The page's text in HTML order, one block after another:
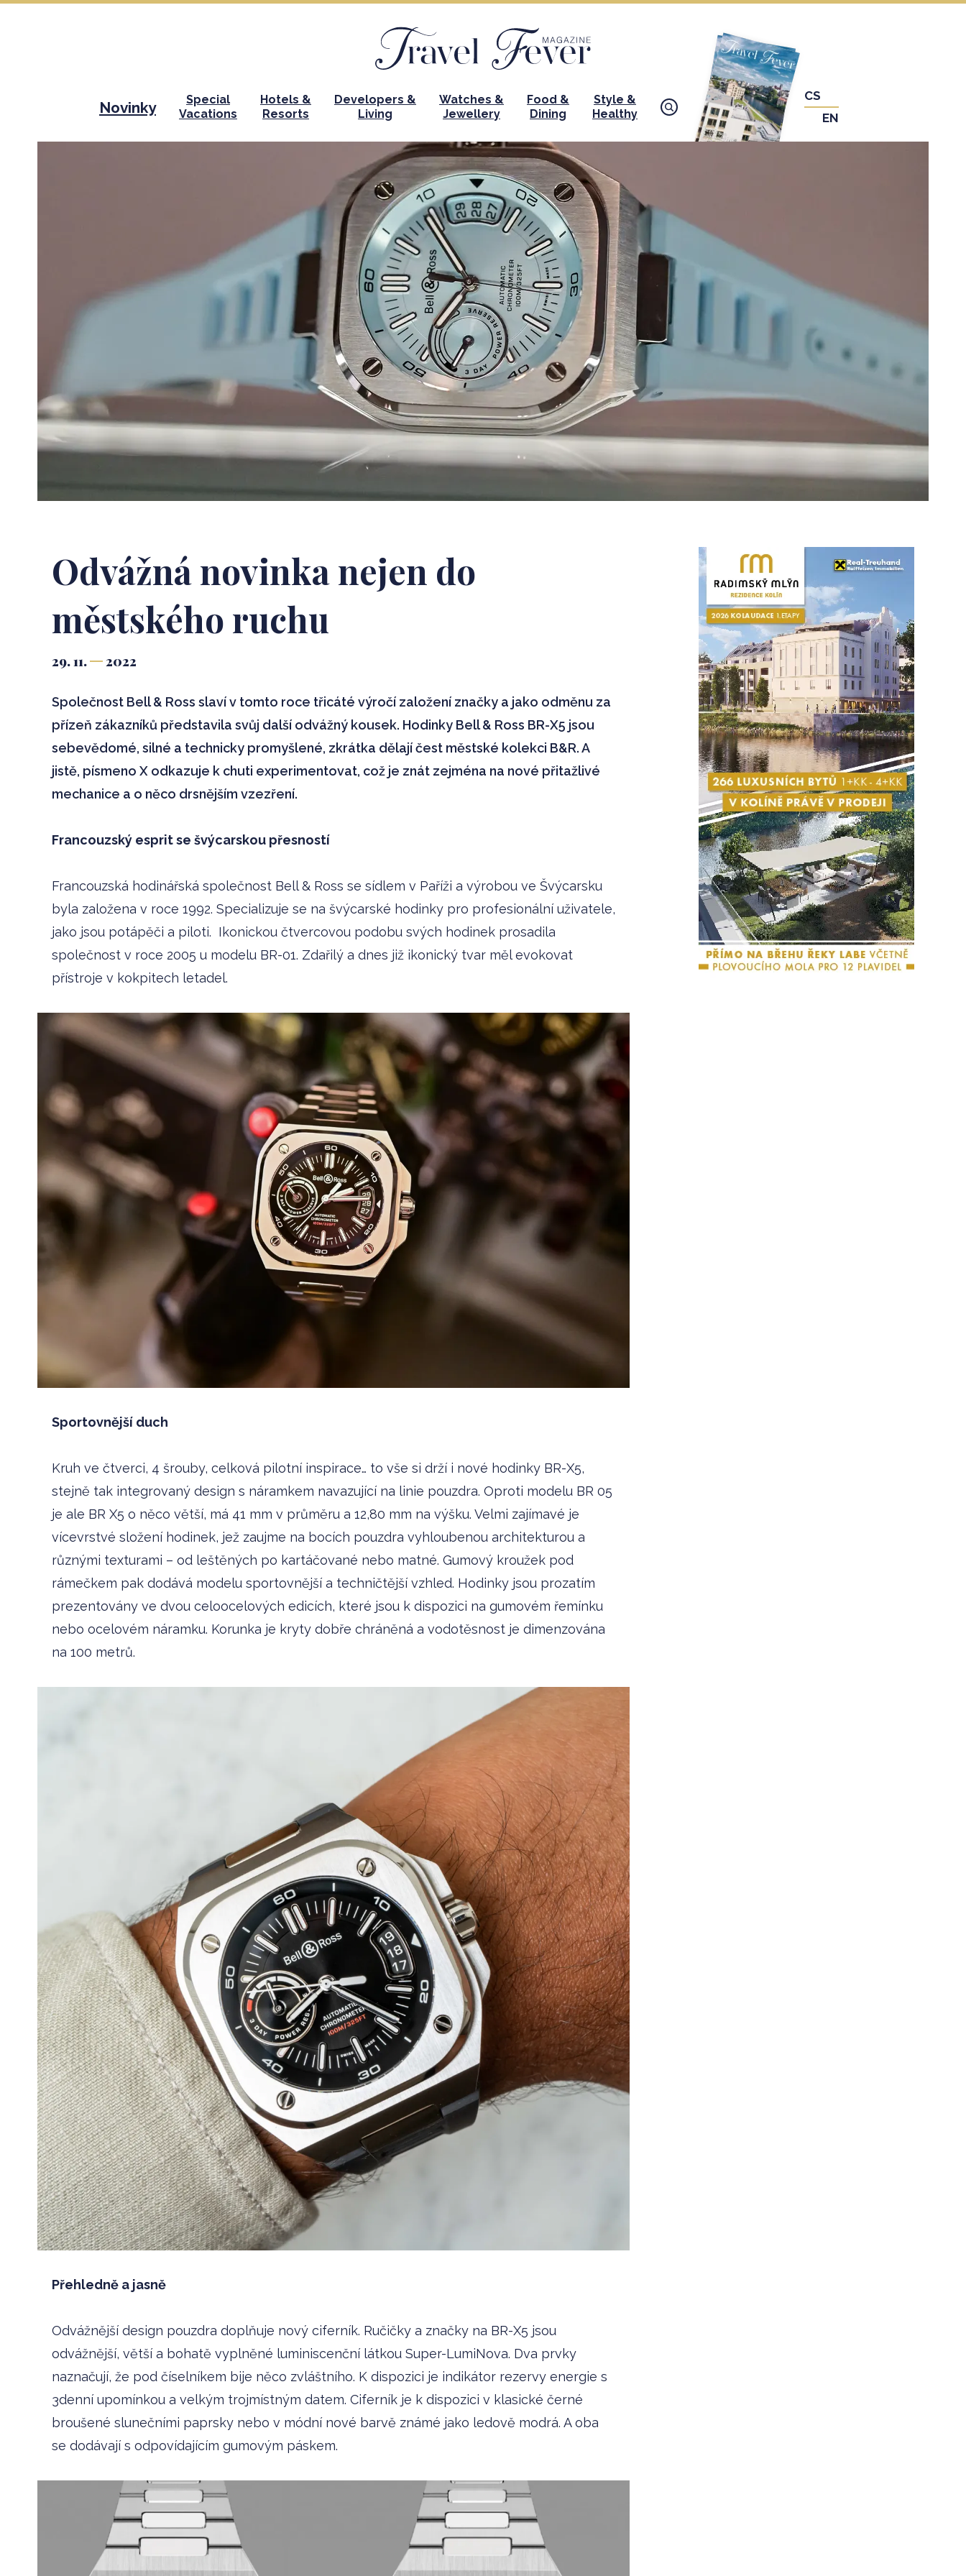
Novinky
Special
Vacations
Hotels &
Resorts
Developers &
Living
Watches &
Jewellery
Food &
Dining
Style &
Healthy
CS
EN
Odvážná novinka nejen do
městského ruchu
29. 11. 2022
Společnost Bell & Ross slaví v tomto roce třicáté výročí založení značky a jako odměnu za
přízeň zákazníků představila svůj další odvážný kousek. Hodinky Bell & Ross BR-X5 jsou
sebevědomé, silné a technicky promyšlené, zkrátka dělají čest městské kolekci B&R. A
jistě, písmeno X odkazuje k chuti experimentovat, což je znát zejména na nové přitažlivé
mechanice a o něco drsnějším vzezření.
Francouzský esprit se švýcarskou přesností
Francouzská hodinářská společnost Bell & Ross se sídlem v Paříži a výrobou ve Švýcarsku
byla založena v roce 1992. Specializuje se na švýcarské hodinky pro profesionální uživatele,
jako jsou potápěči a piloti. Ikonickou čtvercovou podobu svých hodinek prosadila
společnost v roce 2005 u modelu BR-01. Zdařilý a dnes již ikonický tvar měl evokovat
přístroje v kokpitech letadel.
Sportovnější duch
Kruh ve čtverci, 4 šrouby, celková pilotní inspirace… to vše si drží i nové hodinky BR-X5,
stejně tak integrovaný design s náramkem navazující na linie pouzdra. Oproti modelu BR 05
je ale BR X5 o něco větší, má 41 mm v průměru a 12,80 mm na výšku. Velmi zajímavé je
vícevrstvé složení hodinek, jež zaujme na bocích pouzdra vyhloubenou architekturou a
různými texturami – od leštěných po kartáčované nebo matné. Gumový kroužek pod
rámečkem pak dodává modelu sportovnější a techničtější vzhled. Hodinky jsou prozatím
prezentovány ve dvou celoocelových edicích, které jsou k dispozici na gumovém řemínku
nebo ocelovém náramku. Korunka je kryty dobře chráněná a vodotěsnost je dimenzována
na 100 metrů.
Přehledně a jasně
Odvážnější design pouzdra doplňuje nový ciferník. Ručičky a značky na BR-X5 jsou
odvážnější, větší a bohatě vyplněné luminiscenční látkou Super-LumiNova. Dva prvky
naznačují, že pod číselníkem bije něco zvláštního. K dispozici je indikátor rezervy energie s
3denní upomínkou a velkým trojmístným datem. Ciferník je k dispozici v klasické černé
broušené slunečními paprsky nebo v módní nové barvě známé jako ledově modrá. A oba
se dodávají s odpovídajícím gumovým páskem.